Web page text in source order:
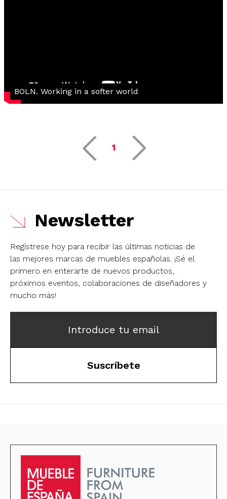
BOLN. Working in a softer world
1
Newsletter
Regístrese hoy para recibir las últimas noticias de
las mejores marcas de muebles españolas. ¡Sé el
primero en enterarte de nuevos productos,
próximos eventos, colaboraciones de diseñadores y
mucho más!
Introduce tu email
Suscríbete